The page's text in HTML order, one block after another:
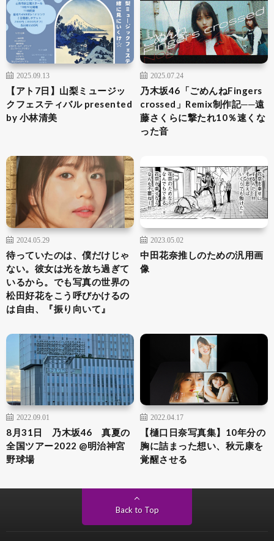
2025.09.13
【アト7日】山梨ミュージッ
クフェスティバル presented
by 小林清美
2025.07.24
乃木坂46「ごめんねFingers
crossed」Remix制作記──遠
藤さくらに撃たれ10％速くな
った音
2024.05.29
待っていたのは、僕だけじゃ
ない。彼女は光を放ち過ぎて
いるから。でも写真の世界の
松田好花をこう呼びかけるの
は自由、『振り向いて』
2023.05.02
中田花奈推しのための汎用画
像
2022.09.01
8月31日 乃木坂46 真夏の
全国ツアー2022 @明治神宮
野球場
2022.04.17
【樋口日奈写真集】10年分の
胸に詰まった想い、秋元康を
覚醒させる
Back to Top